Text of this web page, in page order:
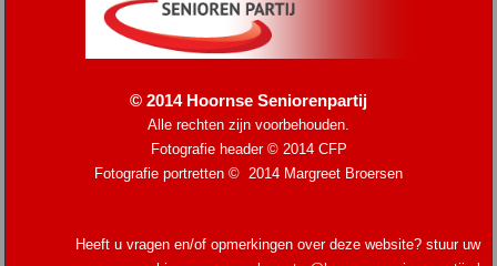
© 2014 Hoornse Seniorenpartij
Alle rechten zijn voorbehouden.
Fotografie header © 2014 CFP
Fotografie portretten © 2014 Margreet Broersen
Heeft u vragen en/of opmerkingen over deze website? stuur uw